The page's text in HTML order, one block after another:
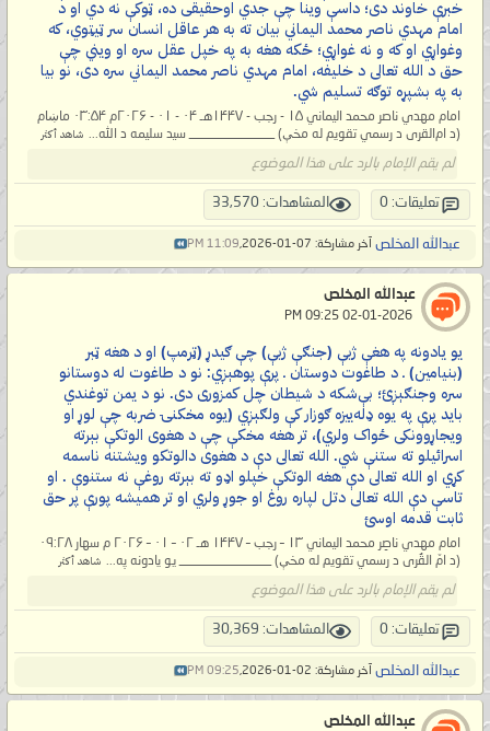
خبرې خاوند دی؛ داسې وینا چې جدي اوحقیقی ده، ټوکې نه دي او د
امام مهدي ناصر محمد اليماني بیان ته به هر عاقل انسان سر ټیټوي، که
وغواړي او که و نه غواړي؛ ځکه هغه به په خپل عقل سره او ویني چې
حق د الله تعالی د خلیفه، امام مهدي ناصر محمد اليماني سره دی، نو بیا
به په بشپړه توګه تسلیم شي.
امام مهدي ناصر محمد اليماني ۱۵ - رجب - ۱۴۴۷هـ ۰۴ - ۰۱ - ۲۰۲۶م ۰۳:۵۴ ماښام
(د ام‌القرى د رسمي تقویم له مخې) _____________ سید سلیمه د الله... شاهد أكثر
لم يقم الإمام بالرد على هذا الموضوع
تعليقات: 0 المشاهدات: 33,570
عبدالله المخلص آخر مشاركة: 07-01-2026, 11:09 PM
عبدالله المخلص
يو يادونه په هغې ژبې (جنګې ژبې) چې ګيدړ (ټرمپ) او د هغه ټبر
(بنيامين) ـ د طاغوت دوستان ـ پرې پوهېږي: نو د طاغوت له دوستانو
سره وجنګېږئ؛ بې‌شکه د شيطان چل کمزورى دى. نو د يمن توغندي
باید پرې په يوه ډله‌ييزه ګوزار کې ولګېږي (يوه مخکنۍ ضربه چې لوړ او
ويجاړوونکی ځواک ولري)، تر هغه مخکې چې د هغوی الوتکې بېرته
اسرائيلو ته ستنې شي. الله تعالی دې د هغوی دالوتکو ویشتنه ناسمه
کړي او الله تعالی دې هغه الوتکې خپلو اډو ته بېرته روغې نه ستنوې . او
تاسې دې الله تعالی دتل لپاره روغ او جوړ ولري او تر همیشه پورې پر حق
ثابت قدمه اوسئ
امام مهدي ناصِر محمد اليماني ۱۳ – رجب – ۱۴۴۷ هـ ۰۲ – ۰۱ – ۲۰۲۶ م سهار ۰۹:۲۸
(د امّ القُرى د رسمي تقويم له مخې) ______________ يو يادونه په... شاهد أكثر
لم يقم الإمام بالرد على هذا الموضوع
تعليقات: 0 المشاهدات: 30,369
عبدالله المخلص آخر مشاركة: 02-01-2026, 09:25 PM
عبدالله المخلص